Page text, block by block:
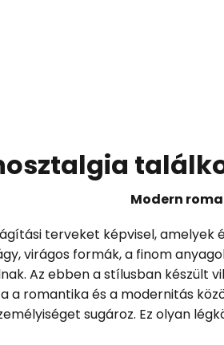
Modern
terveket képvisel, amelyek
virágos formák, a finom
Az ebben a stílusban
a romantika és a modernitás
sugároz. Ez olyan